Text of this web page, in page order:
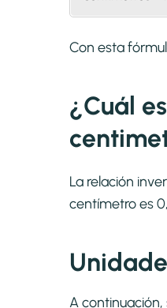
Con esta
¿Cuál
La relación
centímetro es
A